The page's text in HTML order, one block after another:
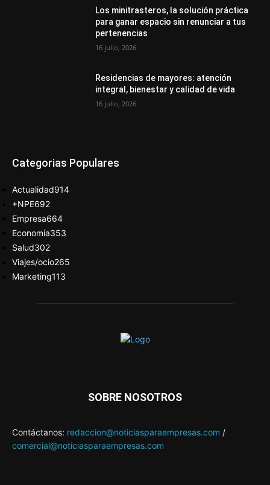
Los minitrasteros, la solución práctica
para ganar espacio sin renunciar a tus
pertenencias
16 julio, 2026
Residencias de mayores: atención
integral, bienestar y calidad de vida
16 julio, 2026
Categorias Populares
Actualidad914
+NPE692
Empresa664
Economía353
Salud302
Viajes/ocio265
Marketing113
SOBRE NOSOTROS
Contáctanos: redaccion@noticiasparaempresas.com /
comercial@noticiasparaempresas.com